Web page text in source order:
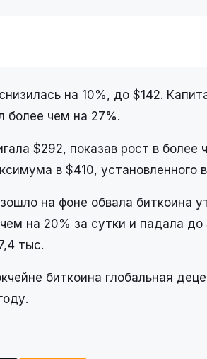
на 10%, до $142.
более чем на 27%.
$292, показав рост в
в $410, установленного
на фоне обвала биткоина
на 20% за сутки и падала
тыс.
биткоина глобальная